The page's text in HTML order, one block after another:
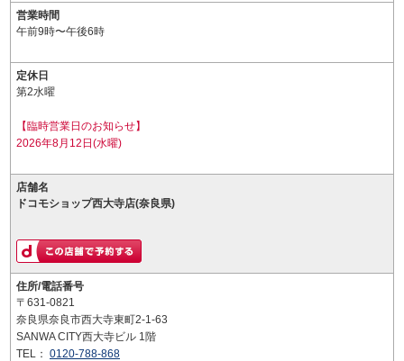
営業時間
午前9時〜午後6時
定休日
第2水曜
【臨時営業日のお知らせ】
2026年8月12日(水曜)
店舗名
ドコモショップ西大寺店(奈良県)
住所/電話番号
〒631-0821
奈良県奈良市西大寺東町2-1-63
SANWA CITY西大寺ビル 1階
TEL： 0120-788-868